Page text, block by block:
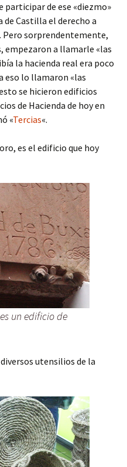
de ese «diezmo»
de Castilla el derecho a
Pero sorprendentemente,
empezaron a llamarle «las
la hacienda real era poco
eso lo llamaron «las
se hicieron edificios
de Hacienda de hoy en
«Tercias«.
es el edificio que hoy
un edificio de
utensilios de la